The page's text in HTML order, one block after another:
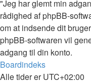
"Jeg har glemt min
rådighed af phpBB-
om at indsende dit
phpBB-softwaren vil
adgang til din konto.
Boardindeks
Alle tider erUTC+02:00